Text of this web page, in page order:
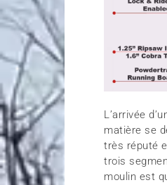
L’arrivée
matière se
très réputé
trois
moulin est